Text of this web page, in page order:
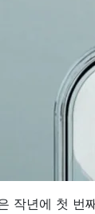
작년에 첫 번